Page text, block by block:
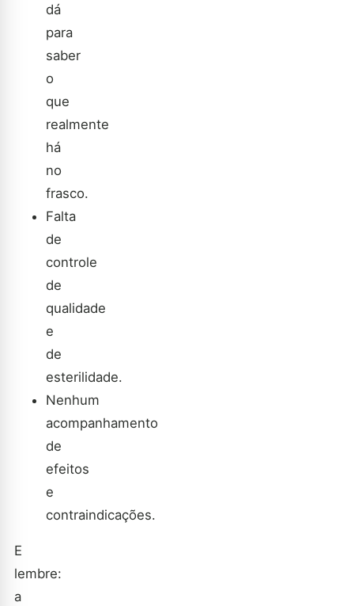
dá
para
saber
o
que
realmente
há
no
frasco.
Falta
de
controle
de
qualidade
e
de
esterilidade.
Nenhum
acompanhamento
de
efeitos
e
contraindicações.
E
lembre:
a